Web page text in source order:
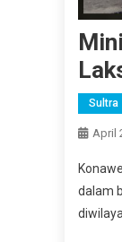
Sultra
April
dalam